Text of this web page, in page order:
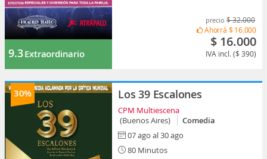
9.3Extraordinario
precio $ 32.000
Ahorrá $ 16.000
$ 16.000
IVA incl. ($ 390)
30% Los 39 Escalones
CPM Multiescena
(Buenos Aires)
Comedia
07 ago al 30 ago
80 Minutos